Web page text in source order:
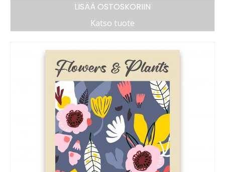
LISÄÄ OSTOSKORIIN
Katso tuote